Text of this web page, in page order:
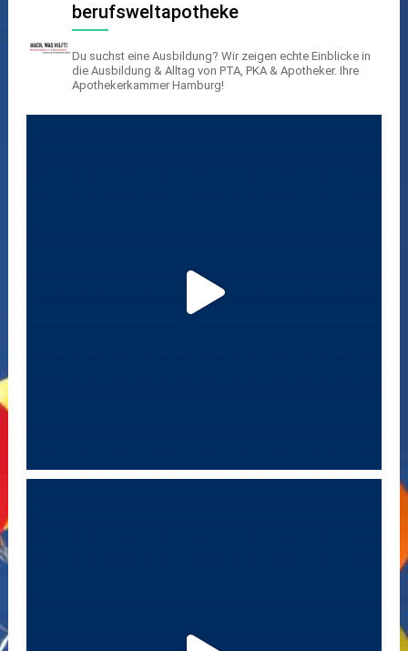
berufsweltapotheke
Du suchst eine Ausbildung? Wir zeigen echte Einblicke in
die Ausbildung & Alltag von PTA, PKA & Apotheker. Ihre
Apothekerkammer Hamburg!